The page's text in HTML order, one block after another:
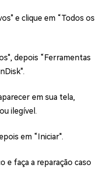
e clique em “Todos os
depois “Ferramentas
em sua tela,
ilegível.
em “Iniciar".
e faça a reparação caso